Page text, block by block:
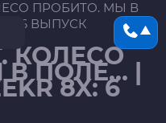
ПРОБИТО. МЫ В
6 ВЫПУСК
КОЛЕСО
ПОЛЕ… |
8X: 6